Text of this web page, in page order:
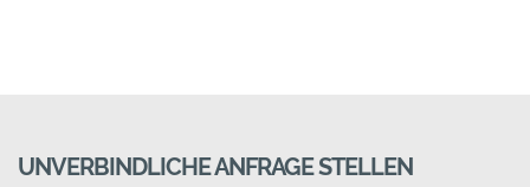
UNVERBINDLICHE ANFRAGE STELLEN